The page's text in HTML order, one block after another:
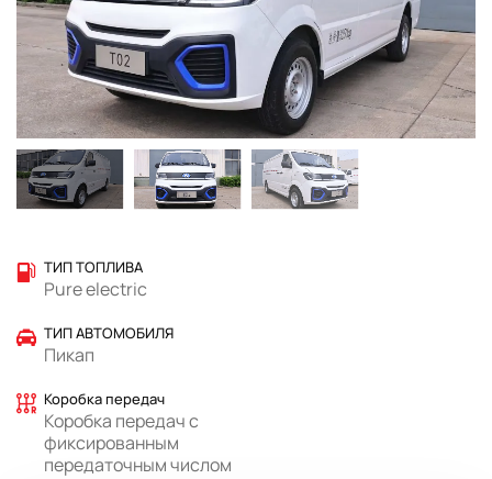
ТИП ТОПЛИВА
Pure electric
ТИП АВТОМОБИЛЯ
Пикап
Коробка передач
Коробка передач с
фиксированным
передаточным числом